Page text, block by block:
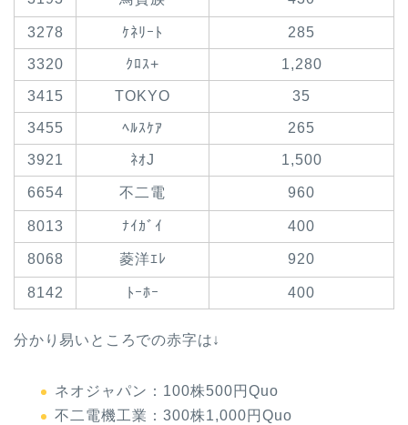
3278 ｹﾈﾘｰﾄ 285
3320 ｸﾛｽ+ 1,280
3415 TOKYO 35
3455 ﾍﾙｽｹｱ 265
3921 ﾈｵJ 1,500
6654 不二電 960
8013 ﾅｲｶﾞｲ 400
8068 菱洋ｴﾚ 920
8142 ﾄｰﾎｰ 400
分かり易いところでの赤字は↓
ネオジャパン：100株500円Quo
不二電機工業：300株1,000円Quo